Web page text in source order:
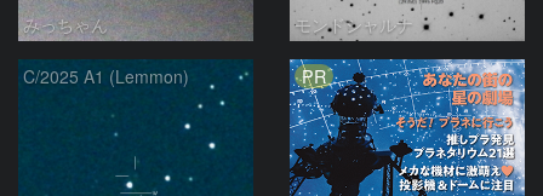
みっちゃん モンドシャルナ
C/2025 A1 (Lemmon) PR